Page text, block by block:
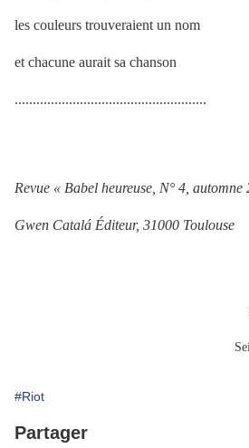
les couleurs trouveraient un nom
et chacune aurait sa chanson
.....................................................
Revue « Babel heureuse, N° 4, automne
Gwen Catalá Éditeur, 31000 Toulouse
#Riot
Partager